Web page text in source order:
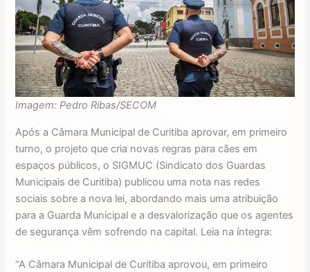
Imagem: Pedro Ribas/SECOM
Após a Câmara Municipal de Curitiba aprovar, em primeiro
turno, o projeto que cria novas regras para cães em
espaços públicos, o SIGMUC (Sindicato dos Guardas
Municipais de Curitiba) publicou uma nota nas redes
sociais sobre a nova lei, abordando mais uma atribuição
para a Guarda Municipal e a desvalorização que os agentes
de segurança vêm sofrendo na capital. Leia na íntegra:
“A Câmara Municipal de Curitiba aprovou, em primeiro